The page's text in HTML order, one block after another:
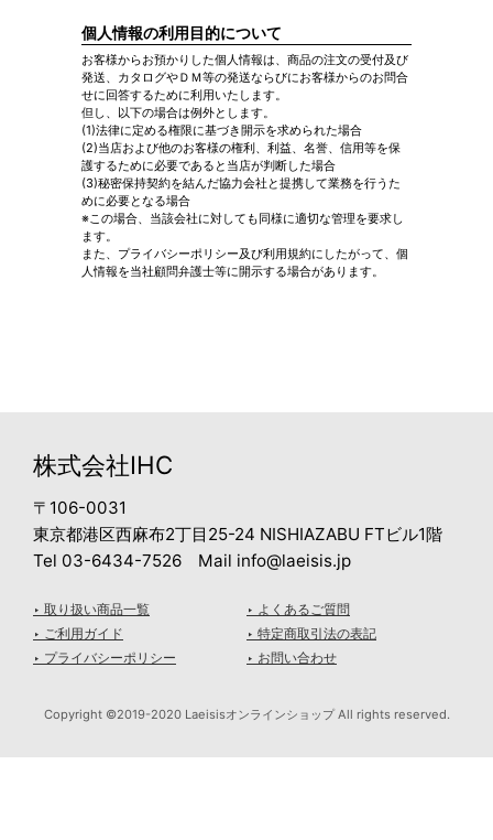
個人情報の利用目的について
お客様からお預かりした個人情報は、商品の注文の受付及び
発送、カタログやＤＭ等の発送ならびにお客様からのお問合
せに回答するために利用いたします。
但し、以下の場合は例外とします。
(1)法律に定める権限に基づき開示を求められた場合
(2)当店および他のお客様の権利、利益、名誉、信用等を保
護するために必要であると当店が判断した場合
(3)秘密保持契約を結んだ協力会社と提携して業務を行うた
めに必要となる場合
※この場合、当該会社に対しても同様に適切な管理を要求し
ます。
また、プライバシーポリシー及び利用規約にしたがって、個
人情報を当社顧問弁護士等に開示する場合があります。
株式会社IHC
〒106-0031
東京都港区西麻布2丁目25-24 NISHIAZABU FTビル1階
Tel 03-6434-7526 Mail info@laeisis.jp
‣ 取り扱い商品一覧
‣ ご利用ガイド
‣ プライバシーポリシー
‣ よくあるご質問
‣ 特定商取引法の表記
‣ お問い合わせ
Copyright ©2019-2020 Laeisisオンラインショップ All rights reserved.